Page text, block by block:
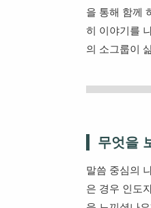
을 통해 함께
히 이야기를
의 소그룹이
무엇을
말씀 중심의
은 경우 인도